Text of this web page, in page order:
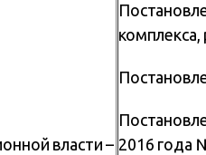
власти – 2016 года